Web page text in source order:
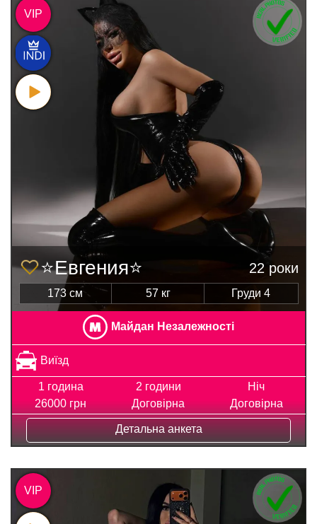
⭐Евгения⭐ 22 роки
173 см 57 кг Груди 4
Майдан Незалежності
Виїзд
1 година
26000 грн
2 години
Договірна
Ніч
Договірна
Детальна анкета
VIP
VIP